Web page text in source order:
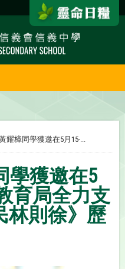
耀樟同學獲邀在5月15-...
學獲邀在5
育局全力支
林則徐》歷